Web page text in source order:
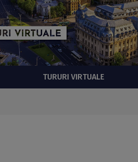
TURURI VIRTUALE